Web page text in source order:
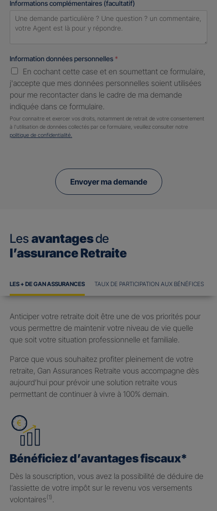
Informations complémentaires (facultatif)
Information données personnelles *
En cochant cette case et en soumettant ce formulaire,
j'accepte que mes données personnelles soient utilisées
pour me recontacter dans le cadre de ma demande
indiquée dans ce formulaire.
Pour connaitre et exercer vos droits, notamment de retrait de votre consentement
à l'utilisation de données collectés par ce formulaire, veuillez consulter notre
politique de confidentialité.
Envoyer ma demande
Les avantagesde
l’assurance Retraite
LES + DE GAN ASSURANCES TAUX DE PARTICIPATION AUX BÉNÉFICES
Anticiper votre retraite doit être une de vos priorités pour
vous permettre de maintenir votre niveau de vie quelle
que soit votre situation professionnelle et familiale.
Parce que vous souhaitez profiter pleinement de votre
retraite, Gan Assurances Retraite vous accompagne dès
aujourd’hui pour prévoir une solution retraite vous
permettant de continuer à vivre à 100% demain.
Bénéficiez d’avantages fiscaux*
Dès la souscription, vous avez la possibilité de déduire de
l’assiette de votre impôt sur le revenu vos versements
volontaires(1).